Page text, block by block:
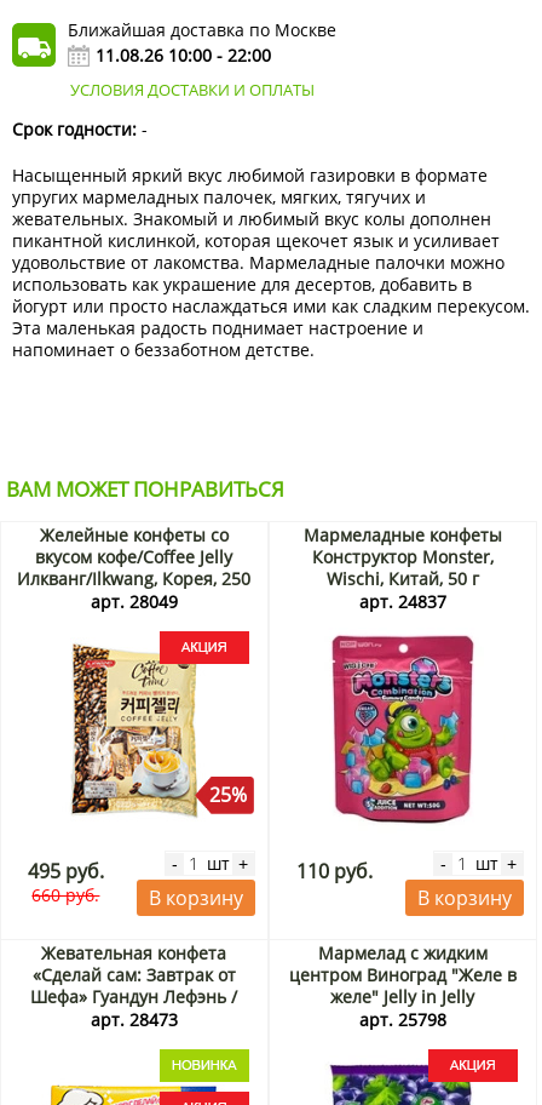
Ближайшая доставка по Москве
11.08.26 10:00 - 22:00
УСЛОВИЯ ДОСТАВКИ И ОПЛАТЫ
Срок годности: -
Насыщенный яркий вкус любимой газировки в формате
упругих мармеладных палочек, мягких, тягучих и
жевательных. Знакомый и любимый вкус колы дополнен
пикантной кислинкой, которая щекочет язык и усиливает
удовольствие от лакомства. Мармеладные палочки можно
использовать как украшение для десертов, добавить в
йогурт или просто наслаждаться ими как сладким перекусом.
Эта маленькая радость поднимает настроение и
напоминает о беззаботном детстве.
ВАМ МОЖЕТ ПОНРАВИТЬСЯ
Желейные конфеты со
вкусом кофе/Coffee Jelly
Илкванг/Ilkwang, Корея, 250
г Акция
арт. 28049
25%
495 руб.
660 руб.
- шт +
В корзину
Мармеладные конфеты
Конструктор Monster,
Wischi, Китай, 50 г
арт. 24837
110 руб. - шт +
В корзину
Жевательная конфета
«Сделай сам: Завтрак от
Шефа» Гуандун Лефэнь /
Guandong Lefen, Китай, 32 г
арт. 28473
Мармелад с жидким
центром Виноград "Желе в
желе" Jelly in Jelly
Соджу/Seoju, Корея, 23 г
арт. 25798